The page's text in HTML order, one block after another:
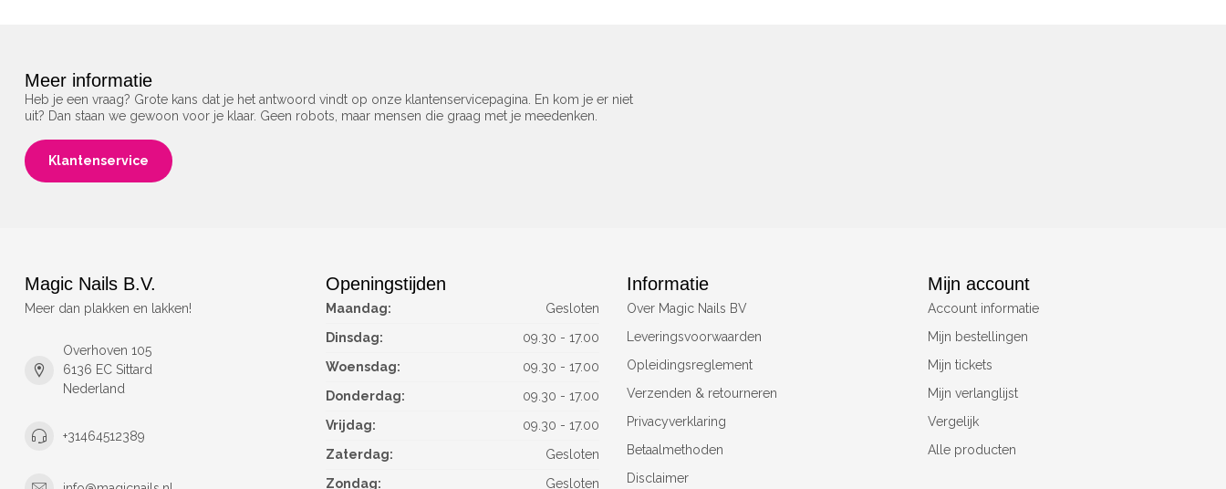
Meer informatie
Heb je een vraag? Grote kans dat je het antwoord vindt op onze klantenservicepagina. En kom je er niet
uit? Dan staan we gewoon voor je klaar. Geen robots, maar mensen die graag met je meedenken.
Klantenservice
Magic Nails B.V.
Meer dan plakken en lakken!
Overhoven 105
6136 EC Sittard
Nederland
+31464512389
Openingstijden
Maandag:
Gesloten
Dinsdag:
09.30 - 17.00
Woensdag:
09.30 - 17.00
Donderdag:
09.30 - 17.00
Vrijdag:
09.30 - 17.00
Zaterdag:
Gesloten
Zondag:
Gesloten
Informatie
Over Magic Nails BV
Leveringsvoorwaarden
Opleidingsreglement
Verzenden & retourneren
Privacyverklaring
Betaalmethoden
Disclaimer
Mijn account
Account informatie
Mijn bestellingen
Mijn tickets
Mijn verlanglijst
Vergelijk
Alle producten